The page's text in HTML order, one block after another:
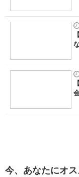
今、あなたにオス